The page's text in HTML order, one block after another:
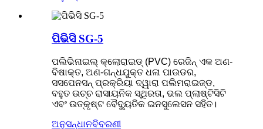
ପିଭିସି SG-5
ପଲିଭିନାଇଲ୍ କ୍ଲୋରାଇଡ୍ (PVC) ରେଜିନ୍ ଏକ ଅଣ-
ବିଷାକ୍ତ, ଅଣ-ଗନ୍ଧଯୁକ୍ତ ଧଳା ପାଉଡର,
ସସପେନସନ୍ ପ୍ରକ୍ରିୟା ଦ୍ୱାରା ପଲିମରାଇଜ୍ଡ,
ବହୁତ ଉଚ୍ଚ ରାସାୟନିକ ସ୍ଥିରତା, ଭଲ ପ୍ଲାଷ୍ଟିସିଟି
ଏବଂ ଉତ୍କୃଷ୍ଟ ବୈଦ୍ୟୁତିକ ଇନସୁଲେସନ ସହିତ।
ଅନୁସନ୍ଧାନବିବରଣୀ